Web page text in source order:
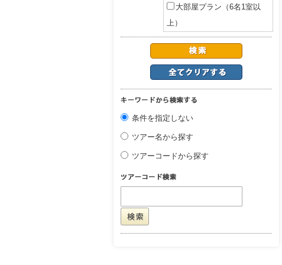
大部屋プラン（6名1室以
上）
条件を指定しない
ツアー名から探す
ツアーコードから探す